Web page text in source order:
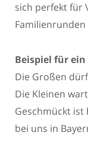
sich perfekt für
Beispiel für
Die Großen
Die Kleinen
Geschmückt ist
bei uns in